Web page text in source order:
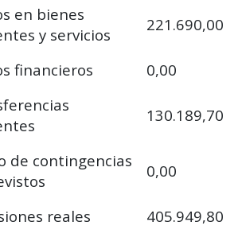
en bienes
y servicios
221.690,00
financieros 0,00
130.189,70
de contingencias
0,00
reales
405.949,80